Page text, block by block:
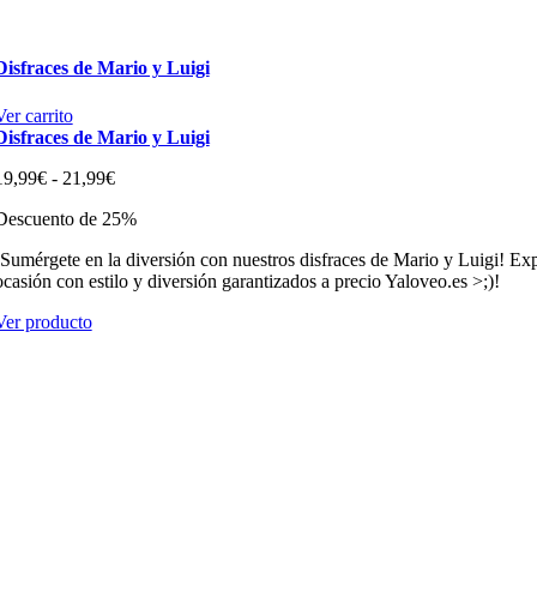
de Mario y Luigi
carrito
de Mario y Luigi
€ - 21,99€Rango
precios:
19,99€
hasta
de 25%
en la diversión con nuestros disfraces de Mario y Luigi!
con estilo y diversión garantizados a precio Yaloveo.es >;)!
producto